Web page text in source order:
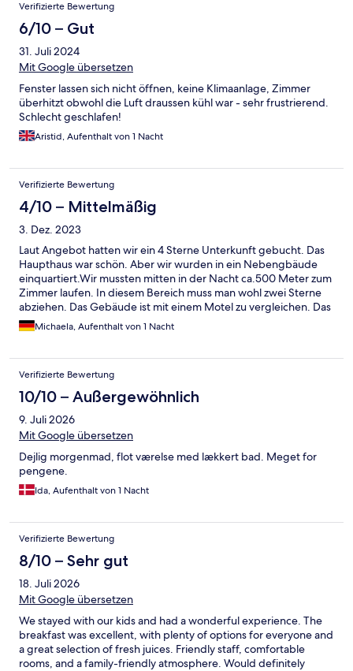
Verifizierte Bewertung
6/10 – Gut
31. Juli 2024
Mit Google übersetzen
Fenster lassen sich nicht öffnen, keine Klimaanlage, Zimmer
überhitzt obwohl die Luft draussen kühl war - sehr frustrierend.
Schlecht geschlafen!
Aristid, Aufenthalt von 1 Nacht
Verifizierte Bewertung
4/10 – Mittelmäßig
3. Dez. 2023
Laut Angebot hatten wir ein 4 Sterne Unterkunft gebucht. Das
Haupthaus war schön. Aber wir wurden in ein Nebengbäude
einquartiert.Wir mussten mitten in der Nacht ca.500 Meter zum
Zimmer laufen. In diesem Bereich muss man wohl zwei Sterne
abziehen. Das Gebäude ist mit einem Motel zu vergleichen. Das
gebuchte Familienzimmer war winzig. Wieso nennt man so
etwas Familienzimmer, wenn man eine Matratze auf den Boden
hätten ja nur ein 3 Sterne Zimmer gebucht. Auf der Interntseite
wird groß mit 4 Sterne geworben. War unser erster un letzter
Besuch.
Michaela, Aufenthalt von 1 Nacht
Verifizierte Bewertung
10/10 – Außergewöhnlich
9. Juli 2026
Mit Google übersetzen
Dejlig morgenmad, flot værelse med lækkert bad. Meget for
pengene.
Ida, Aufenthalt von 1 Nacht
Verifizierte Bewertung
8/10 – Sehr gut
18. Juli 2026
Mit Google übersetzen
We stayed with our kids and had a wonderful experience. The
breakfast was excellent, with plenty of options for everyone and
a great selection of fresh juices. Friendly staff, comfortable
rooms, and a family-friendly atmosphere. Would definitely